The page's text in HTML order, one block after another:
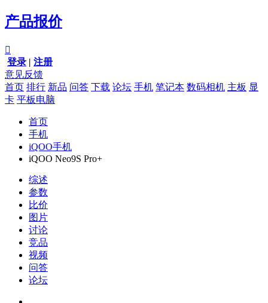
产品报价

登录 | 注册
意见反馈
首页 排行 新品 问答 下载 论坛 手机 笔记本 数码相机 主板 显
卡 平板电脑
首页
手机
iQOO手机
iQOO Neo9S Pro+
综述
参数
比价
图片
讨论
竞品
视频
问答
论坛